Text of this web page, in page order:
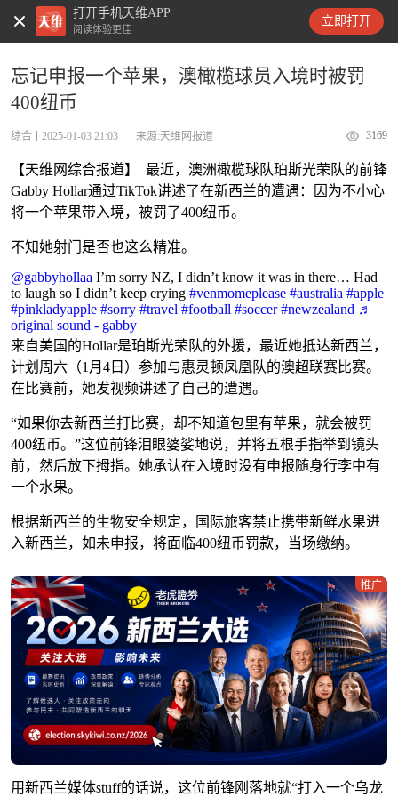
打开手机天维APP
阅读体验更佳
立即打开
天维新闻
忘记申报一个苹果，澳橄榄球员入境时被罚
400纽币
综合 2025-01-03 21:03 来源:天维网报道 3169
【天维网综合报道】 最近，澳洲橄榄球队珀斯光荣队的前锋
Gabby Hollar通过TikTok讲述了在新西兰的遭遇：因为不小心
将一个苹果带入境，被罚了400纽币。
不知她射门是否也这么精准。
@gabbyhollaa I’m sorry NZ, I didn’t know it was in there… Had
to laugh so I didn’t keep crying #venmomeplease #australia #apple
#pinkladyapple #sorry #travel #football #soccer #newzealand ♬
original sound - gabby
来自美国的Hollar是珀斯光荣队的外援，最近她抵达新西兰，
计划周六（1月4日）参加与惠灵顿凤凰队的澳超联赛比赛。
在比赛前，她发视频讲述了自己的遭遇。
“如果你去新西兰打比赛，却不知道包里有苹果，就会被罚
400纽币。”这位前锋泪眼婆娑地说，并将五根手指举到镜头
前，然后放下拇指。她承认在入境时没有申报随身行李中有
一个水果。
根据新西兰的生物安全规定，国际旅客禁止携带新鲜水果进
入新西兰，如未申报，将面临400纽币罚款，当场缴纳。
推广
用新西兰媒体stuff的话说，这位前锋刚落地就“打入一个乌龙